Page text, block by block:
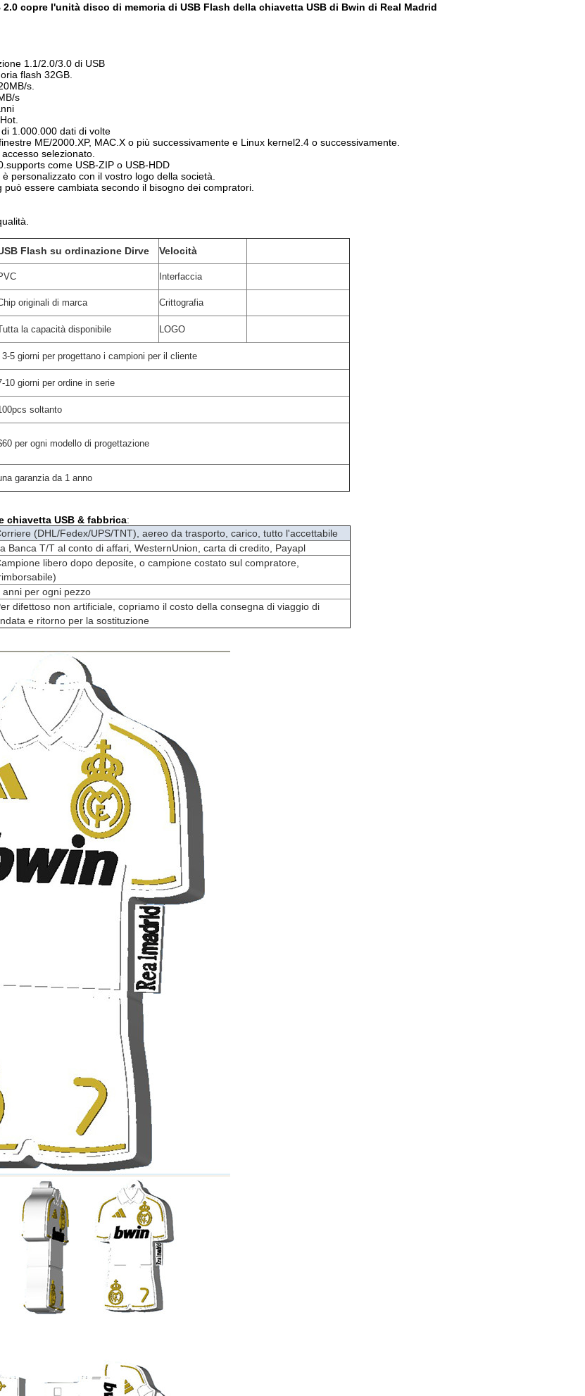
copre l'unità disco di memoria di USB Flash della chiavetta USB di Bwin di Real Madrid
1.1/2.0/3.0 di USB
flash 32GB.
s.
s
1.000.000 dati di volte
ME/2000.XP, MAC.X o più successivamente e Linux kernel2.4 o successivamente.
selezionato.
come USB-ZIP o USB-HDD
personalizzato con il vostro logo della società.
può essere cambiata secondo il bisogno dei compratori.
Flash su ordinazione Dirve Velocità
Interfaccia
originali di marca Crittografia
la capacità disponibile LOGO
3-5 giorni per progettano i campioni per il cliente
10 giorni per ordine in serie
soltanto
per ogni modello di progettazione
garanzia da 1 anno
chiavetta USB & fabbrica:
(DHL/Fedex/UPS/TNT), aereo da trasporto, carico, tutto l'accettabile
Banca T/T al conto di affari, WesternUnion, carta di credito, Payapl
libero dopo deposite, o campione costato sul compratore,
anni per ogni pezzo
difettoso non artificiale, copriamo il costo della consegna di viaggio di
e ritorno per la sostituzione